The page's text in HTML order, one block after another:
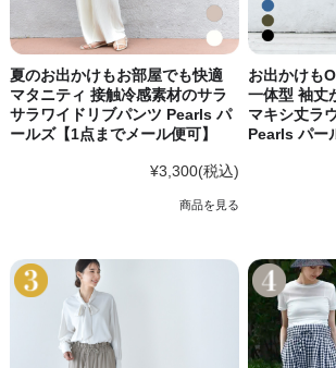
夏のお出かけもお部屋でも快適
マタニティ 接触冷感素材のサラ
サラワイドリブパンツ Pearls パ
ールズ【1点までメール便可】
¥3,300(税込)
商品を見る
お出かけも
一体型 袖丈
マキシ丈ラ
Pearls パー